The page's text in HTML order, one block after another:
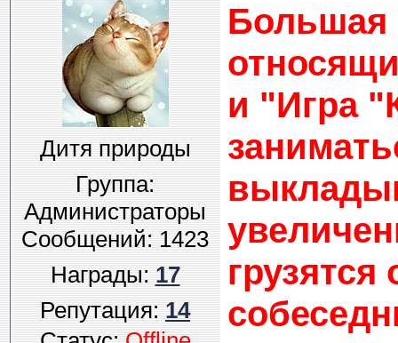
Дитя природы
Группа:
Администраторы
Сообщений:1423
Награды:17
Репутация:14
Большая
и "Игра